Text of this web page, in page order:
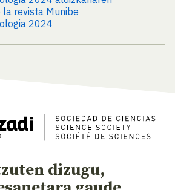
la revista Munibe
2024
dizugu,